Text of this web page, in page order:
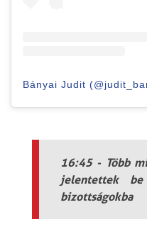
16:45 - Több
jelentettek be
bizottságokba